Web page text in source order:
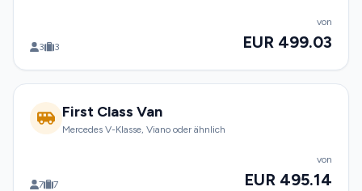
3 3
von
EUR 499.03
First Class Van
Mercedes V-Klasse, Viano oder ähnlich
7 7
von
EUR 495.14